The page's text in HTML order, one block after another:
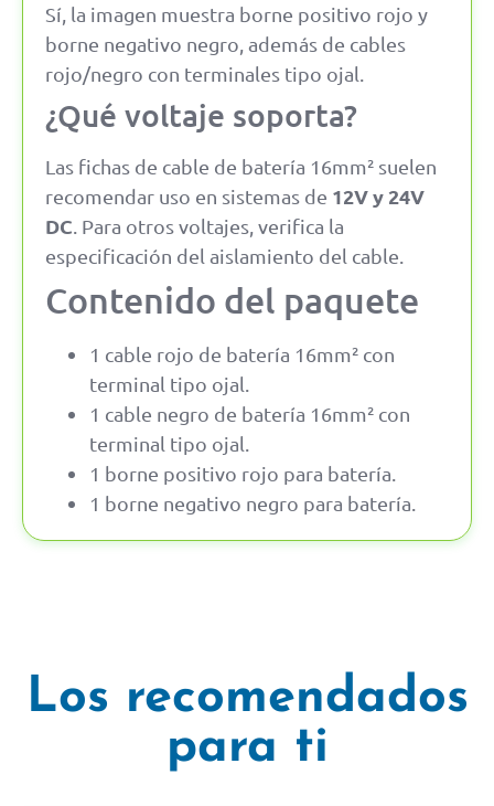
Sí, la imagen muestra borne positivo rojo y
borne negativo negro, además de cables
rojo/negro con terminales tipo ojal.
¿Qué voltaje soporta?
Las fichas de cable de batería 16mm² suelen
recomendar uso en sistemas de 12V y 24V
DC . Para otros voltajes, verifica la
especificación del aislamiento del cable.
Contenido del paquete
1 cable rojo de batería 16mm² con
terminal tipo ojal.
1 cable negro de batería 16mm² con
terminal tipo ojal.
1 borne positivo rojo para batería.
1 borne negativo negro para batería.
Los recomendados
para ti